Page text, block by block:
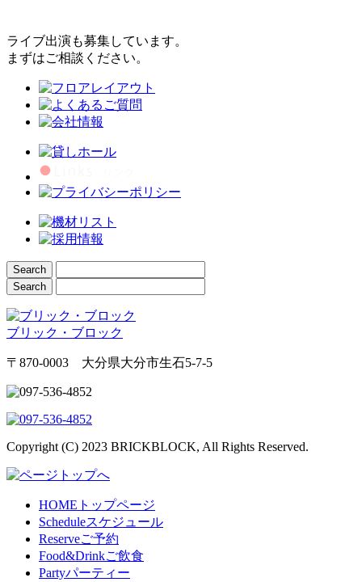
ライブ出演も募集しています。
まずはご相談ください。
ブリック・ブロック
〒870-0003 大分県大分市生石5-7-5
Copyright (C) 2023 BRICKBLOCK, All Rights Reserved.
HOME トップページ
Scheduleスケジュール
Reserveご予約
Food&Drinkご飲食
Partyパーティー